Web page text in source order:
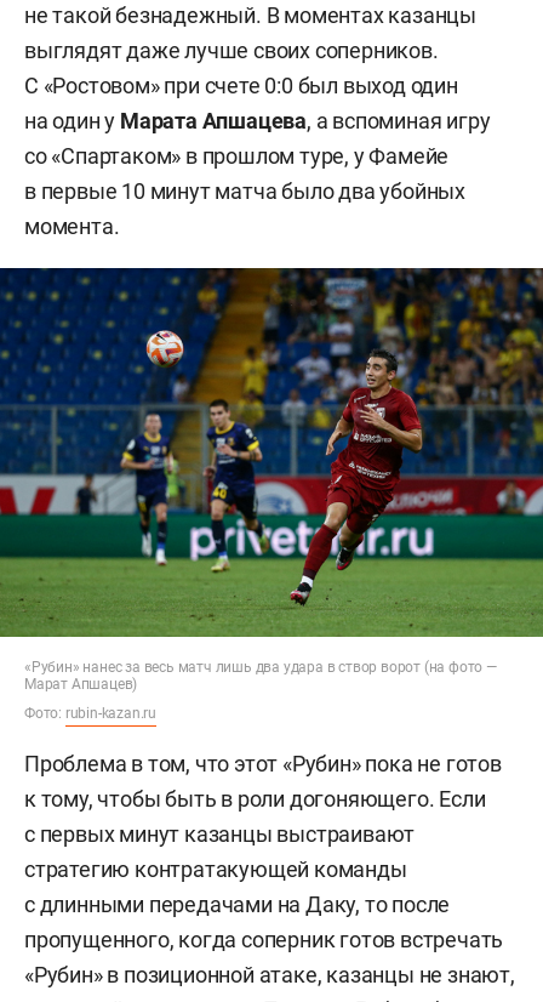
не такой безнадежный. В моментах казанцы
выглядят даже лучше своих соперников.
С «Ростовом» при счете 0:0 был выход один
на один у Марата Апшацева, а вспоминая игру
со «Спартаком» в прошлом туре, у Фамейе
в первые 10 минут матча было два убойных
момента.
«Рубин» нанес за весь матч лишь два удара в створ ворот (на фото —
Марат Апшацев)
Фото: rubin-kazan.ru
Проблема в том, что этот «Рубин» пока не готов
к тому, чтобы быть в роли догоняющего. Если
с первых минут казанцы выстраивают
стратегию контратакующей команды
с длинными передачами на Даку, то после
пропущенного, когда соперник готов встречать
«Рубин» в позиционной атаке, казанцы не знают,